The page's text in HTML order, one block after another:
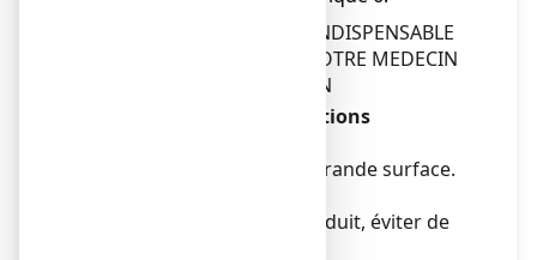
EN CAS DE DOUTE, IL EST INDISPENSABLE
DE DEMANDER L'AVIS DE VOTRE MEDECIN
OU DE VOTRE PHARMACIEN
Avertissements et précautions
Ne pas appliquer sur une grande surface.
Lors de l'application du produit, éviter de